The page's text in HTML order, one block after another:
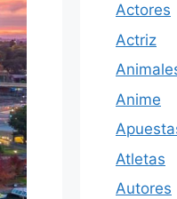
Actores
Actriz
Anime
Atletas
Autores